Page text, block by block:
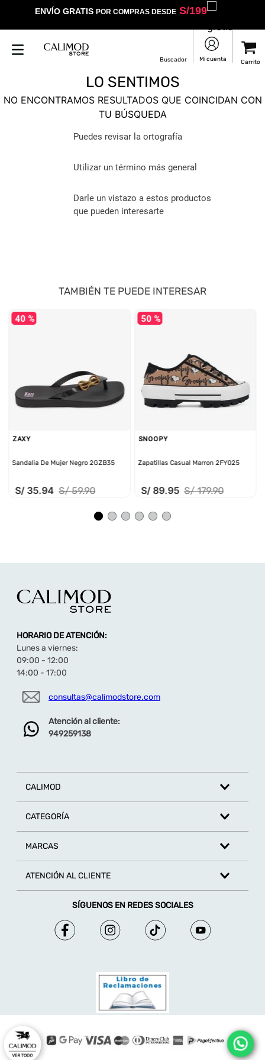
ENVÍO GRATIS POR COMPRAS DESDES/199
LO SENTIMOS
NO ENCONTRAMOS RESULTADOS QUE COINCIDAN CON
TU BÚSQUEDA
Puedes revisar la ortografía
Utilizar un término más general
Darle un vistazo a estos productos
que pueden interesarte
TAMBIÉN TE PUEDE INTERESAR
40 %
ZAXY
Sandalia De Mujer Negro 2GZB35
S/ 35.94 S/ 59.90
50 %
SNOOPY
Zapatillas Casual Marron 2FY025
S/ 89.95 S/ 179.90
HORARIO DE ATENCIÓN:
Lunes a viernes:
09:00 - 12:00
14:00 - 17:00
consultas@calimodstore.com
Atención al cliente:
949259138
CALIMOD
CATEGORÍA
MARCAS
ATENCIÓN AL CLIENTE
SÍGUENOS EN REDES SOCIALES